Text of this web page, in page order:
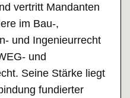
vertritt Mandanten
im Bau-,
und Ingenieurrecht
und
Seine Stärke liegt
fundierter